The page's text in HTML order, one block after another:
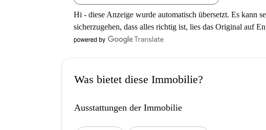
Hi - diese Anzeige wurde automatisch übersetzt. Es kann
sicherzugehen, dass alles richtig ist, lies das Original auf
Was bietet diese Immobilie?
Ausstattungen der Immobilie